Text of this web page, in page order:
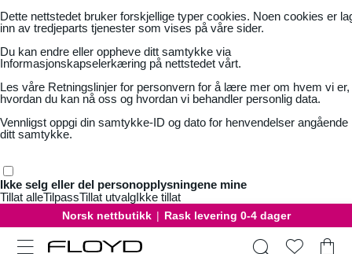
Dette nettstedet bruker forskjellige typer cookies. Noen cookies er
inn av tredjeparts tjenester som vises på våre sider.
Du kan endre eller oppheve ditt samtykke via
Informasjonskapselerkæring på nettstedet vårt.
Les våre Retningslinjer for personvern for å lære mer om hvem vi er,
hvordan du kan nå oss og hvordan vi behandler personlig data.
Vennligst oppgi din samtykke-ID og dato for henvendelser angående
ditt samtykke.
Ikke selg eller del personopplysningene mine
Tillat alleTilpassTillat utvalgIkke tillat
Norsk nettbutikk | Rask levering 0-4 dager